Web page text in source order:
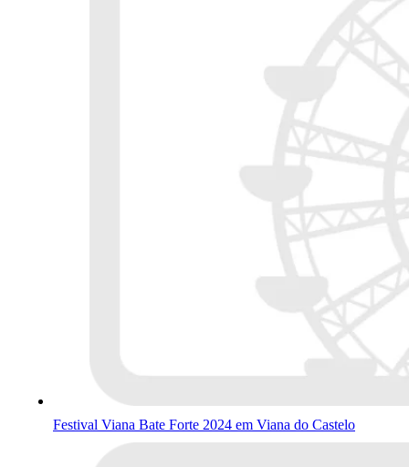
Festival Viana Bate Forte 2024 em Viana do Castelo